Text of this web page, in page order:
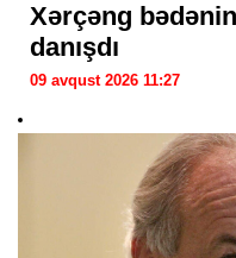
Xərçəng
danışdı
09 avqust 2026 11:27